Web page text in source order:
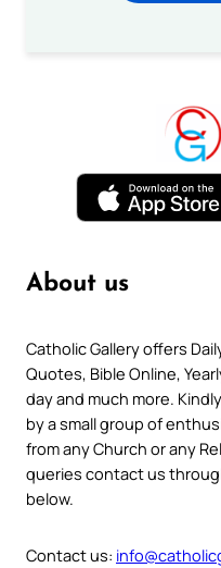
About us
Catholic Gallery offers
Quotes, Bible Online,
day and much more.
by a small group of
from any Church or any
queries contact us
below.
Contact us: